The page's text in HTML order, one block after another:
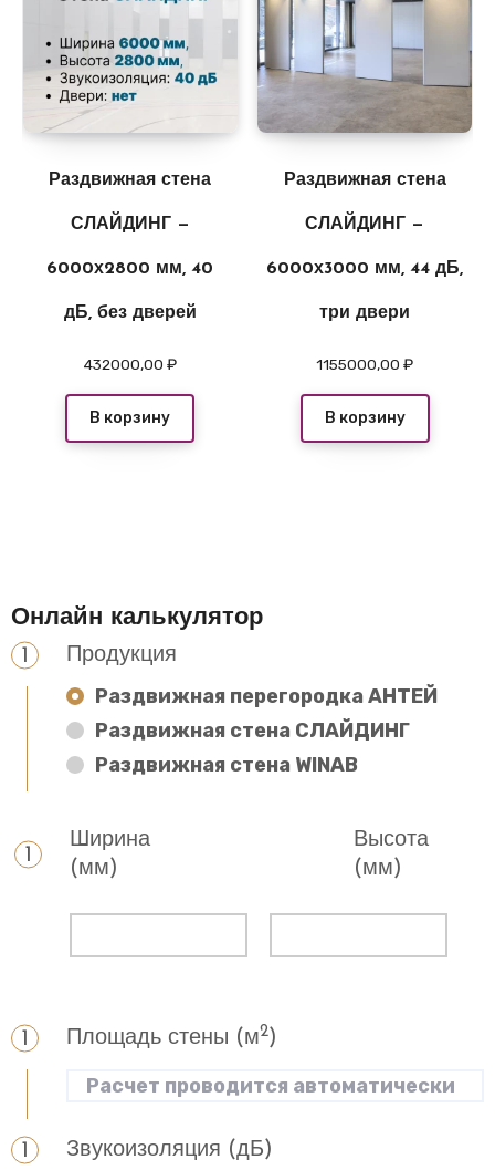
Раздвижная стена
СЛАЙДИНГ —
6000х2800 мм, 40
дБ, без дверей
432000,00 ₽
В корзину
Раздвижная стена
СЛАЙДИНГ —
6000х3000 мм, 44 дБ,
три двери
1155000,00₽
В корзину
Онлайн калькулятор
Продукция
Раздвижная перегородка АНТЕЙ
Раздвижная стена СЛАЙДИНГ
Раздвижная стена WINAB
Ширина
(мм)
Высота
(мм)
Площадь стены (м2)
Звукоизоляция (дБ)